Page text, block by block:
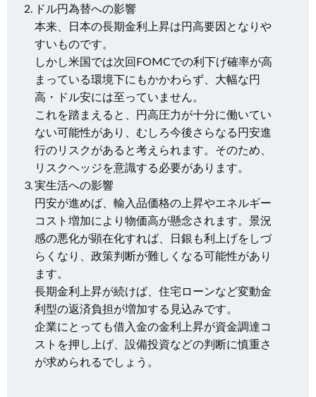
ドル円為替への影響
本来、日本の長期金利上昇は円高要因となりや
すいものです。
しかし米国では次回FOMCでの利下げ確率が高
まっている環境下にもかかわらず、大幅な円
高・ドル安には至っていません。
これを踏まえると、円高圧力が十分に働いてい
ない可能性があり、むしろ今後さらなる円安進
行のリスクがあると考えられます。そのため、
リスクヘッジを意識する必要があります。
実生活への影響
円安が進めば、輸入品価格の上昇やエネルギー
コスト増加により物価高が懸念されます。景況
感の悪化が顕在化すれば、日銀も利上げをしづ
らくなり、政策判断が難しくなる可能性があり
ます。
長期金利上昇が続けば、住宅ローンなど変動金
利型の返済負担が増加する見込みです。
企業にとっても借入金の金利上昇が資金調達コ
ストを押し上げ、設備投資などの判断に慎重さ
が求められるでしょう。